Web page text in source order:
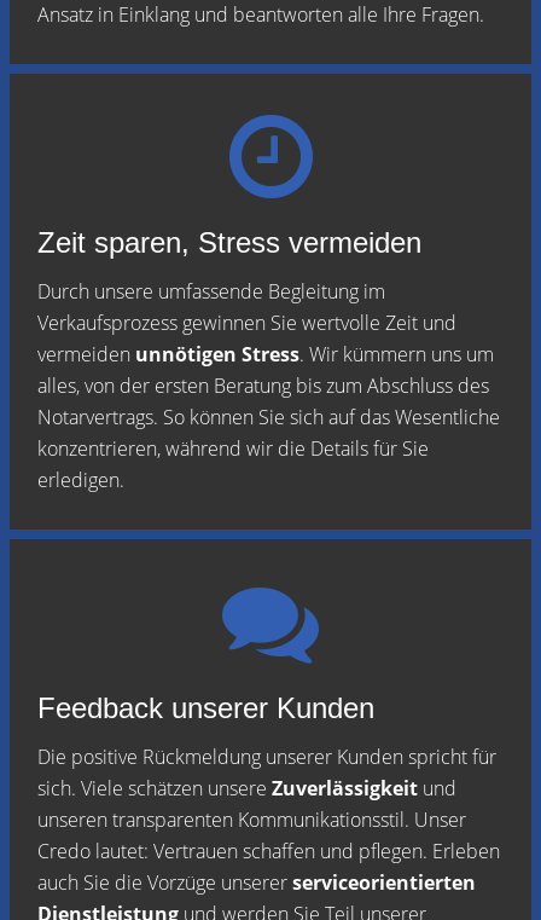
Ansatz in Einklang und beantworten alle Ihre Fragen.
Zeit sparen, Stress vermeiden
Durch unsere umfassende Begleitung im
Verkaufsprozess gewinnen Sie wertvolle Zeit und
vermeiden unnötigen Stress. Wir kümmern uns um
alles, von der ersten Beratung bis zum Abschluss des
Notarvertrags. So können Sie sich auf das Wesentliche
konzentrieren, während wir die Details für Sie
erledigen.
Feedback unserer Kunden
Die positive Rückmeldung unserer Kunden spricht für
sich. Viele schätzen unsere Zuverlässigkeit und
unseren transparenten Kommunikationsstil. Unser
Credo lautet: Vertrauen schaffen und pflegen. Erleben
auch Sie die Vorzüge unsererserviceorientierten
Dienstleistung und werden Sie Teil unserer